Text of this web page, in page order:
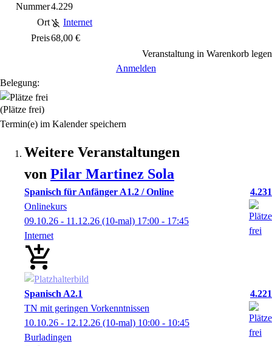
Nummer4.229
Ort
Internet
Preis68,00 €
Veranstaltung in Warenkorb legen
Anmelden
Belegung:
(Plätze frei)
Termin(e) im Kalender speichern
Weitere Veranstaltungen
von Pilar Martinez Sola
Spanisch für Anfänger A1.2 / Online
4.231
Onlinekurs
09.10.26 - 11.12.26 (10-mal) 17:00 - 17:45
Internet
Spanisch A2.1
4.221
TN mit geringen Vorkenntnissen
10.10.26 - 12.12.26 (10-mal) 10:00 - 10:45
Burladingen